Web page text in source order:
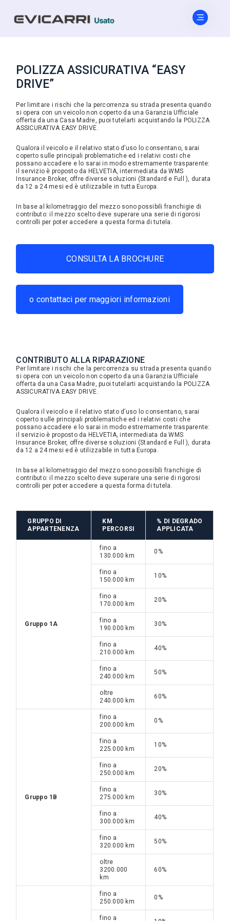
POLIZZA ASSICURATIVA “EASY
DRIVE”
Per limitare i rischi che la percorrenza su strada presenta quando
si opera con un veicolo non coperto da una Garanzia Ufficiale
offerta da una Casa Madre, puoi tutelarti acquistando la POLIZZA
ASSICURATIVA EASY DRIVE.
Qualora il veicolo e il relativo stato d’uso lo consentano, sarai
coperto sulle principali problematiche ed i relativi costi che
possano accadere e lo sarai in modo estremamente trasparente:
il servizio è proposto da HELVETIA, intermediata da WMS
Insurance Broker, offre diverse soluzioni (Standard e Full ), durata
da 12 a 24 mesi ed è utilizzabile in tutta Europa.
In base al kilometraggio del mezzo sono possibili franchigie di
contributo: il mezzo scelto deve superare una serie di rigorosi
controlli per poter accedere a questa forma di tutela.
CONSULTA LA BROCHURE
o contattaci per maggiori informazioni
CONTRIBUTO ALLA RIPARAZIONE
Per limitare i rischi che la percorrenza su strada presenta quando
si opera con un veicolo non coperto da una Garanzia Ufficiale
offerta da una Casa Madre, puoi tutelarti acquistando la POLIZZA
ASSICURATIVA EASY DRIVE.
Qualora il veicolo e il relativo stato d’uso lo consentano, sarai
coperto sulle principali problematiche ed i relativi costi che
possano accadere e lo sarai in modo estremamente trasparente:
il servizio è proposto da HELVETIA, intermediata da WMS
Insurance Broker, offre diverse soluzioni (Standard e Full ), durata
da 12 a 24 mesi ed è utilizzabile in tutta Europa.
In base al kilometraggio del mezzo sono possibili franchigie di
contributo: il mezzo scelto deve superare una serie di rigorosi
controlli per poter accedere a questa forma di tutela.
GRUPPO DI
APPARTENENZA
KM
PERCORSI
% DI DEGRADO
APPLICATA
Gruppo 1A
fino a
130.000 km
0%
fino a
150.000 km
10%
fino a
170.000 km
20%
fino a
190.000 km
30%
fino a
210.000 km
40%
fino a
240.000 km
50%
oltre
240.000 km
60%
Gruppo 1B
fino a
200.000 km
0%
fino a
225.000 km
10%
fino a
250.000 km
20%
fino a
275.000 km
30%
fino a
300.000 km
40%
fino a
320.000 km
50%
oltre
3200.000
km
60%
fino a
250.000 km
0%
fino a